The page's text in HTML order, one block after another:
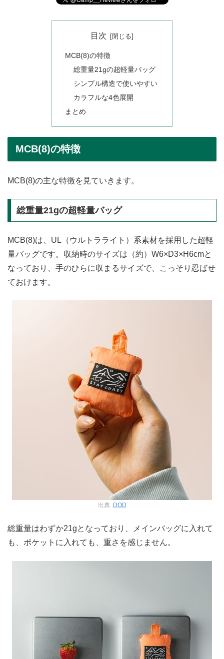
目次
MCB(8)の特徴
総重量21gの超軽量バッグ
シンプル構造で使いやすい
カラフルな4色展開
まとめ
MCB(8)の特徴
MCB(8)の主な特徴を見ていきます。
総重量21gの超軽量バッグ
MCB(8)は、UL（ウルトラライト）系素材を採用した超軽
量バッグです。収納時のサイズは（約）W6×D3×H6cmと
なっており、手のひらに収まるサイズで、こっそり忍ばせ
ておけます。
出典: DOD
総重量はわずか21gとなっており、メインバッグに入れて
も、ポケットに入れても、重さを感じません。